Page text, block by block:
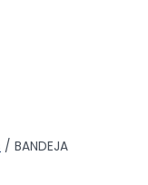
/ BANDEJA